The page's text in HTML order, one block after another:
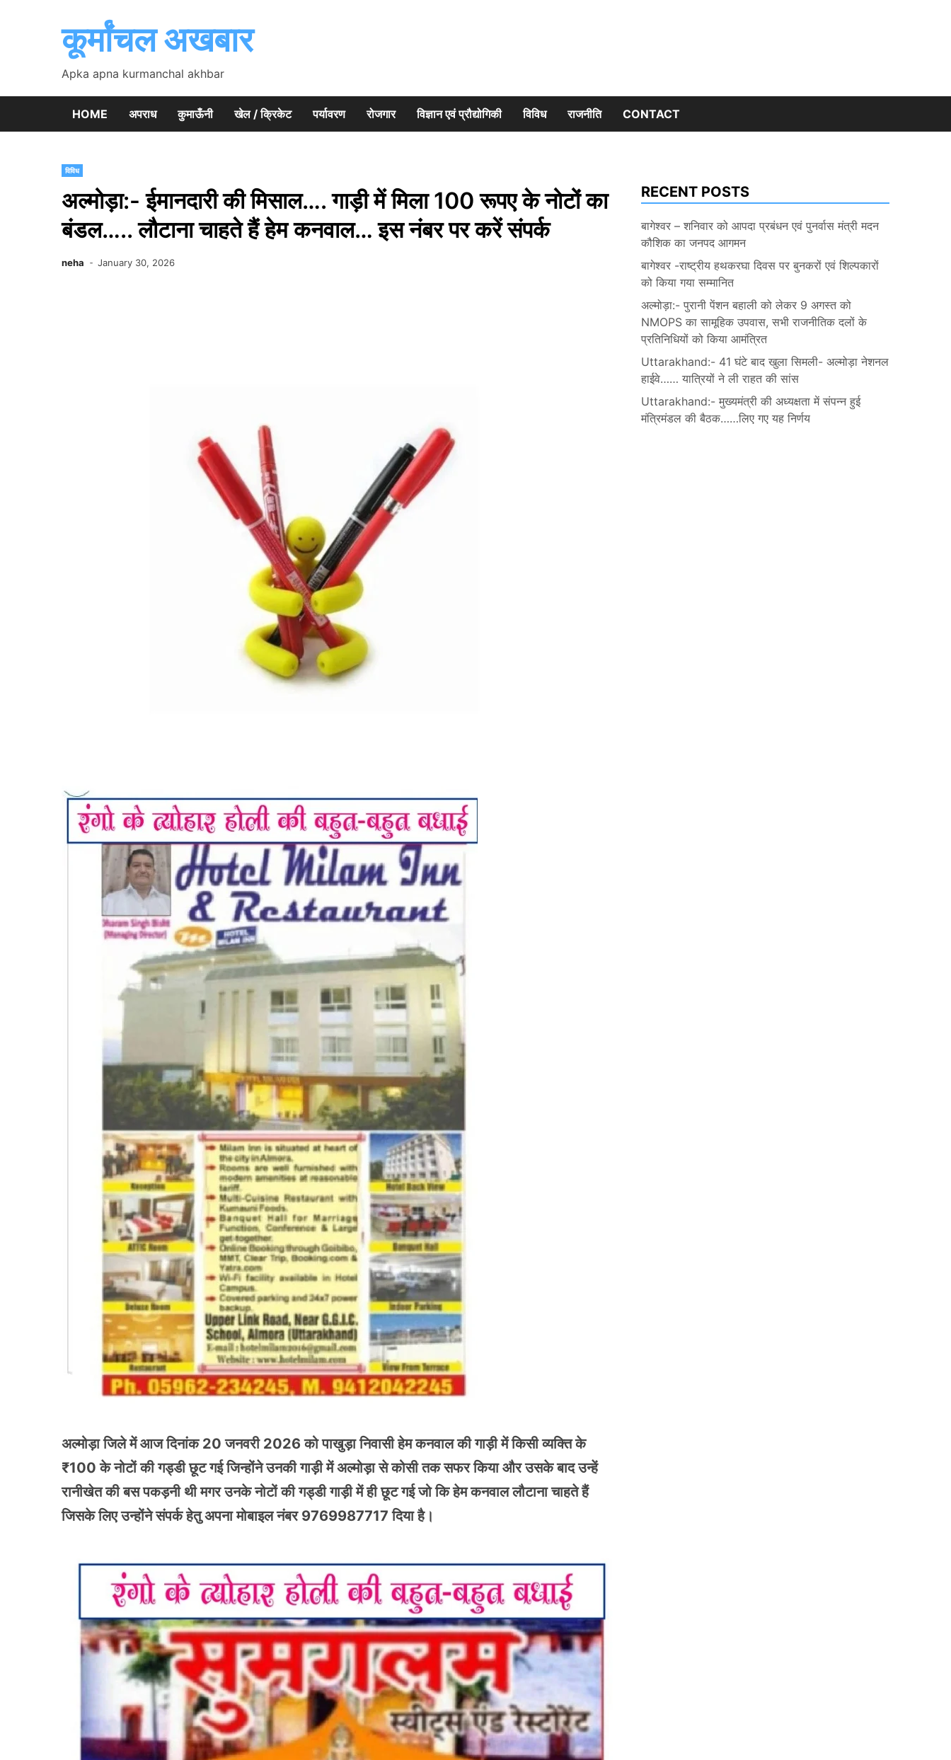
कूर्मांचल अखबार
Apka apna kurmanchal akhbar
HOME अपराध कुमाऊँनी खेल / क्रिकेट पर्यावरण रोजगार विज्ञान एवं प्रौद्योगिकी विविध राजनीति CONTACT
विविध
अल्मोड़ा:- ईमानदारी की मिसाल…. गाड़ी में मिला 100 रूपए के नोटों का
बंडल….. लौटाना चाहते हैं हेम कनवाल… इस नंबर पर करें संपर्क
neha January 30, 2026
अल्मोड़ा जिले में आज दिनांक 20 जनवरी 2026 को पाखुड़ा निवासी हेम कनवाल की गाड़ी में किसी व्यक्ति के
₹100 के नोटों की गड्डी छूट गई जिन्होंने उनकी गाड़ी में अल्मोड़ा से कोसी तक सफर किया और उसके बाद उन्हें
रानीखेत की बस पकड़नी थी मगर उनके नोटों की गड्डी गाड़ी में ही छूट गई जो कि हेम कनवाल लौटाना चाहते हैं
जिसके लिए उन्होंने संपर्क हेतु अपना मोबाइल नंबर 9769987717 दिया है।
RECENT POSTS
बागेश्वर – शनिवार को आपदा प्रबंधन एवं पुनर्वास मंत्री मदन
कौशिक का जनपद आगमन
बागेश्वर -राष्ट्रीय हथकरघा दिवस पर बुनकरों एवं शिल्पकारों
को किया गया सम्मानित
अल्मोड़ा:- पुरानी पेंशन बहाली को लेकर 9 अगस्त को
NMOPS का सामूहिक उपवास, सभी राजनीतिक दलों के
प्रतिनिधियों को किया आमंत्रित
Uttarakhand:- 41 घंटे बाद खुला सिमली- अल्मोड़ा नेशनल
हाईवे…… यात्रियों ने ली राहत की सांस
Uttarakhand:- मुख्यमंत्री की अध्यक्षता में संपन्न हुई
मंत्रिमंडल की बैठक……लिए गए यह निर्णय